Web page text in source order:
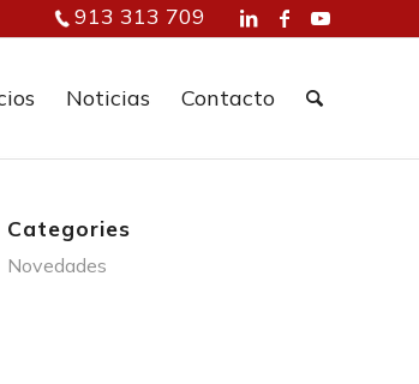
913 313 709
Noticias Contacto
Categories
Novedades